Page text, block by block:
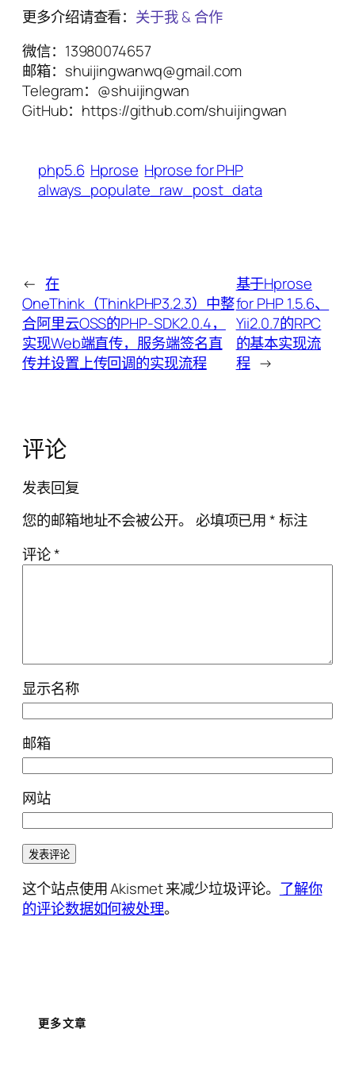
更多介绍请查看： 关于我 & 合作
微信：13980074657
邮箱：shuijingwanwq@gmail.com
Telegram：@shuijingwan
GitHub：https://github.com/shuijingwan
php5.6 Hprose Hprose for PHP
always_populate_raw_post_data
← 在
OneThink（ThinkPHP3.2.3）中整
合阿里云OSS的PHP-SDK2.0.4，
实现Web端直传，服务端签名直
传并设置上传回调的实现流程
基于Hprose
for PHP 1.5.6、
Yii2.0.7的RPC
的基本实现流
程 →
评论
发表回复
您的邮箱地址不会被公开。 必填项已用*标注
评论*
显示名称
邮箱
网站
这个站点使用 Akismet 来减少垃圾评论。 了解你
的评论数据如何被处理。
更多文章